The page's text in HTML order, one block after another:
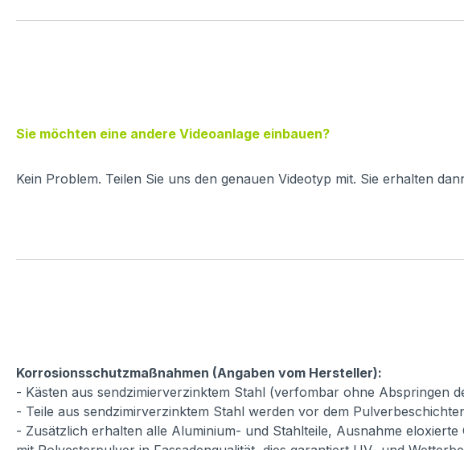
Sie möchten eine andere Videoanlage einbauen?
Kein Problem. Teilen Sie uns den genauen Videotyp mit. Sie erhalten
Korrosionsschutzmaßnahmen (Angaben vom Hersteller):
- Kästen aus sendzimierverzinktem Stahl (verfombar ohne Abspringen
- Teile aus sendzimirverzinktem Stahl werden vor dem
- Zusätzlich erhalten alle Aluminium- und Stahlteile, Ausnahme